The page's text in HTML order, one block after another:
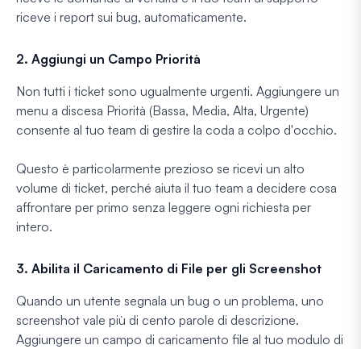
riceve i report sui bug, automaticamente.
2. Aggiungi un Campo Priorità
Non tutti i ticket sono ugualmente urgenti. Aggiungere un
menu a discesa Priorità (Bassa, Media, Alta, Urgente)
consente al tuo team di gestire la coda a colpo d'occhio.
Questo è particolarmente prezioso se ricevi un alto
volume di ticket, perché aiuta il tuo team a decidere cosa
affrontare per primo senza leggere ogni richiesta per
intero.
3. Abilita il Caricamento di File per gli Screenshot
Quando un utente segnala un bug o un problema, uno
screenshot vale più di cento parole di descrizione.
Aggiungere un campo di caricamento file al tuo modulo di